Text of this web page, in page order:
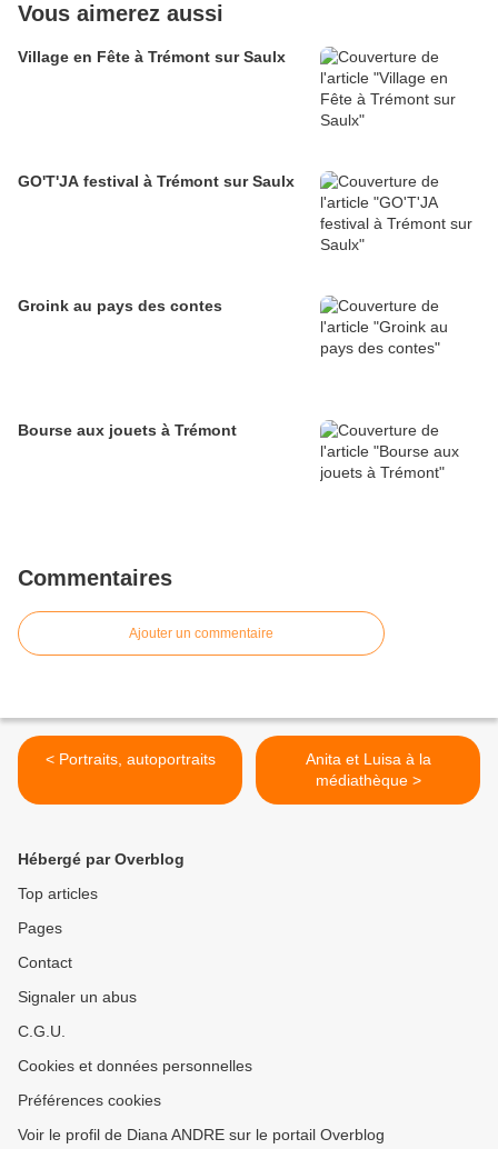
Vous aimerez aussi
Village en Fête à Trémont sur Saulx
GO'T'JA festival à Trémont sur Saulx
Groink au pays des contes
Bourse aux jouets à Trémont
Commentaires
Ajouter un commentaire
< Portraits, autoportraits
Anita et Luisa à la
médiathèque >
Hébergé par Overblog
Top articles
Pages
Contact
Signaler un abus
C.G.U.
Cookies et données personnelles
Préférences cookies
Voir le profil de Diana ANDRE sur le portail Overblog